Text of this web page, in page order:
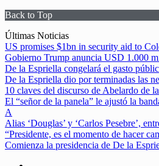
Back to Top
Skip
to
content
Últimas Noticias
US promises $1bn in security aid to
Gobierno Trump anuncia USD 1.000
De la Espriella congelará el gasto
De la Espriella dio por terminadas las
10 claves del discurso de Abelardo de
El “señor de la panela” le ajustó la
A
Alias ‘Douglas’ y ‘Carlos Pesebre’,
“Presidente, es el momento de hacer
Comienza la presidencia de De la